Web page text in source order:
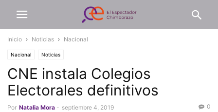
Inicio Noticias Nacional
Nacional Noticias
CNE instala Colegios
Electorales definitivos
Por Natalia Mora - septiembre 4, 2019 0